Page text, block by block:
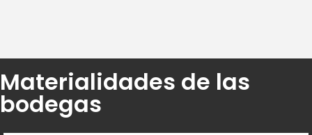
Materialidades de las
bodegas